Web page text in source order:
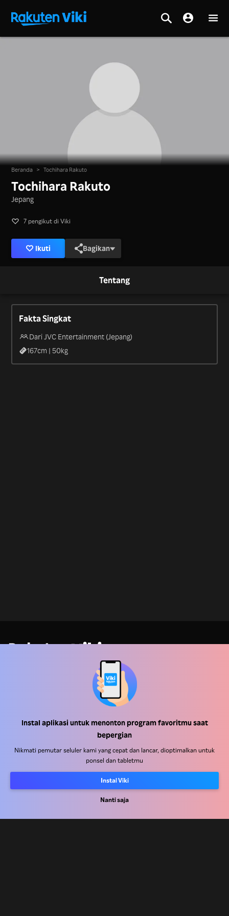
Instal aplikasi untuk menonton program favoritmu saat
bepergian
Nikmati pemutar seluler kami yang cepat dan lancar, dioptimalkan untuk
ponsel dan tabletmu
Instal Viki
Nanti saja
Beranda > Tochihara Rakuto
Tochihara Rakuto
Jepang
7 pengikut di Viki
Ikuti Bagikan
Tentang
Fakta Singkat
Dari JVC Entertainment (Jepang)
167cm |50kg
Pusat Bantuan
Pusat Pers
Ketentuan Penggunaan